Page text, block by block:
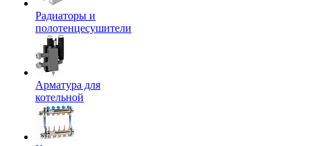
Радиаторы и
полотенцесушители
Арматура для
котельной